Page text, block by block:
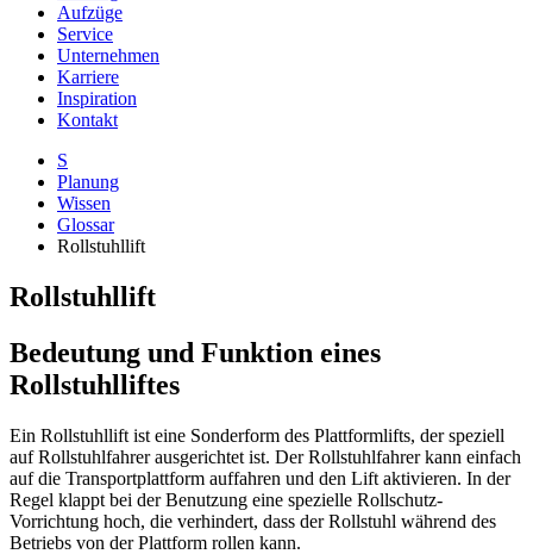
Aufzüge
Service
Unternehmen
Karriere
Inspiration
Kontakt
S
Planung
Wissen
Glossar
Rollstuhllift
Rollstuhllift
Bedeutung und Funktion eines
Rollstuhlliftes
Ein Rollstuhllift ist eine Sonderform des Plattformlifts, der speziell
auf Rollstuhlfahrer ausgerichtet ist. Der Rollstuhlfahrer kann einfach
auf die Transportplattform auffahren und den Lift aktivieren. In der
Regel klappt bei der Benutzung eine spezielle Rollschutz-
Vorrichtung hoch, die verhindert, dass der Rollstuhl während des
Betriebs von der Plattform rollen kann.